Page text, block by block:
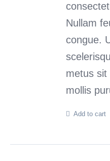
Nullam
congue.
metus
mollis
Add to cart